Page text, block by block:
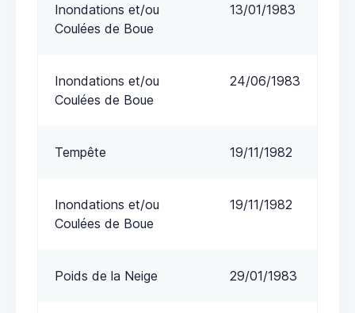
Inondations et/ou
Coulées de Boue
13/01/1983
Inondations et/ou
Coulées de Boue
24/06/1983
Tempête 19/11/1982
Inondations et/ou
Coulées de Boue
19/11/1982
Poids de la Neige 29/01/1983